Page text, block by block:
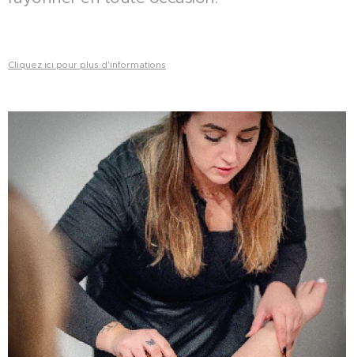
Cliquez ici pour plus d'informations